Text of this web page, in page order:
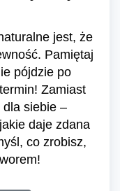
jest, że
Pamiętaj
pójdzie po
Zamiast
siebie –
daje zdana
co zrobisz,